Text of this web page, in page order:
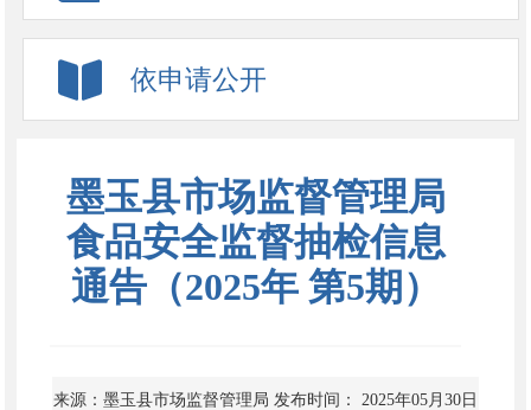
依申请公开
墨玉县市场监督管理局
食品安全监督抽检信息
通告（2025年 第5期）
来源：墨玉县市场监督管理局 发布时间： 2025年05月30日